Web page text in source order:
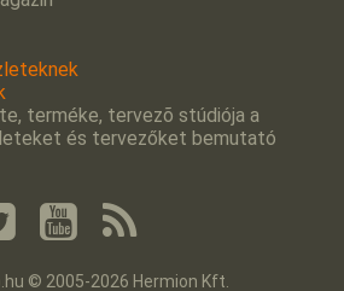
terméke, tervezõ stúdiója a
és tervezőket bemutató
© 2005-2026 Hermion Kft.